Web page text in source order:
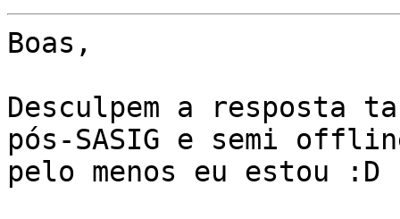
Boas,
Desculpem a resposta
pós-SASIG e semi
pelo menos eu estou :D